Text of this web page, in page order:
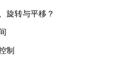
旋转与平移？
制